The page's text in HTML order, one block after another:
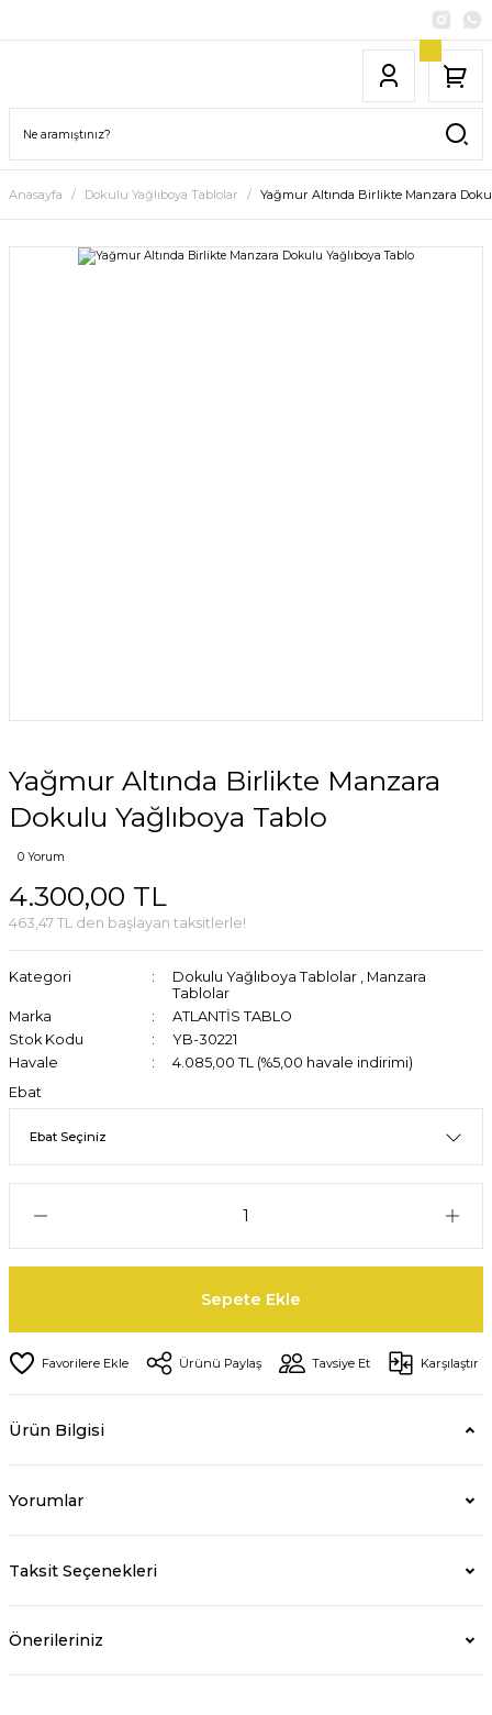
Anasayfa Dokulu Yağlıboya Tablolar Yağmur Altında Birlikte Manzara
Yağmur Altında Birlikte Manzara
Dokulu Yağlıboya Tablo
0 Yorum
4.300,00 TL
463,47 TL den başlayan taksitlerle!
Kategori Dokulu Yağlıboya Tablolar , Manzara
Tablolar
Marka
ATLANTİS TABLO
Stok Kodu
YB-30221
Havale
4.085,00 TL (%5,00 havale indirimi)
Ebat
Sepete Ekle
Ürünü Paylaş Tavsiye Et Karşılaştır
Ürün Bilgisi
Yorumlar
Taksit Seçenekleri
Önerileriniz